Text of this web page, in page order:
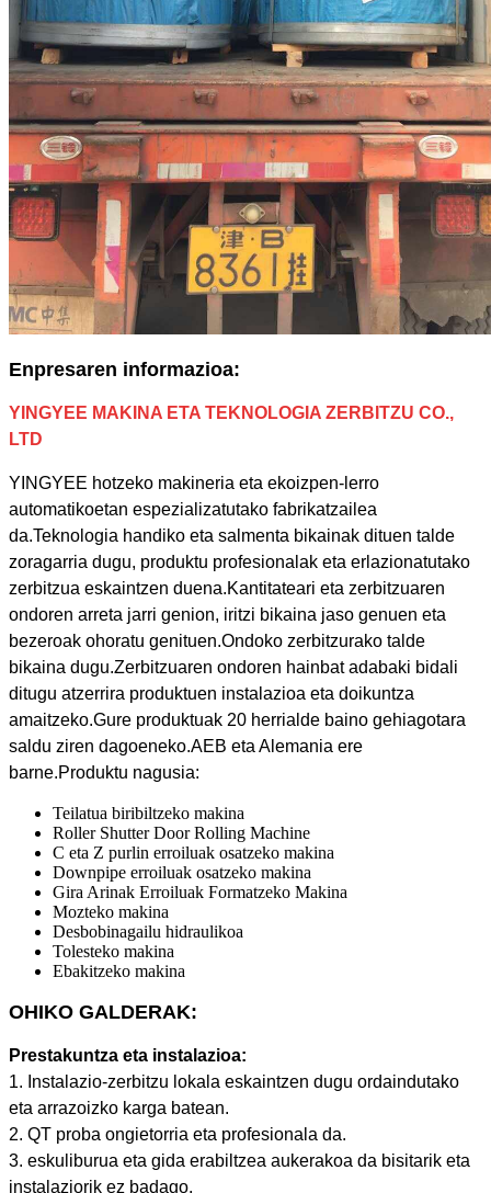
Enpresaren informazioa:
YINGYEE MAKINA ETA TEKNOLOGIA ZERBITZU CO.,
LTD
YINGYEE hotzeko makineria eta ekoizpen-lerro
automatikoetan espezializatutako fabrikatzailea
da.Teknologia handiko eta salmenta bikainak dituen talde
zoragarria dugu, produktu profesionalak eta erlazionatutako
zerbitzua eskaintzen duena.Kantitateari eta zerbitzuaren
ondoren arreta jarri genion, iritzi bikaina jaso genuen eta
bezeroak ohoratu genituen.Ondoko zerbitzurako talde
bikaina dugu.Zerbitzuaren ondoren hainbat adabaki bidali
ditugu atzerrira produktuen instalazioa eta doikuntza
amaitzeko.Gure produktuak 20 herrialde baino gehiagotara
saldu ziren dagoeneko.AEB eta Alemania ere
barne.Produktu nagusia:
Teilatua biribiltzeko makina
Roller Shutter Door Rolling Machine
C eta Z purlin erroiluak osatzeko makina
Downpipe erroiluak osatzeko makina
Gira Arinak Erroiluak Formatzeko Makina
Mozteko makina
Desbobinagailu hidraulikoa
Tolesteko makina
Ebakitzeko makina
OHIKO GALDERAK:
Prestakuntza eta instalazioa:
1. Instalazio-zerbitzu lokala eskaintzen dugu ordaindutako
eta arrazoizko karga batean.
2. QT proba ongietorria eta profesionala da.
3. eskuliburua eta gida erabiltzea aukerakoa da bisitarik eta
instalaziorik ez badago.